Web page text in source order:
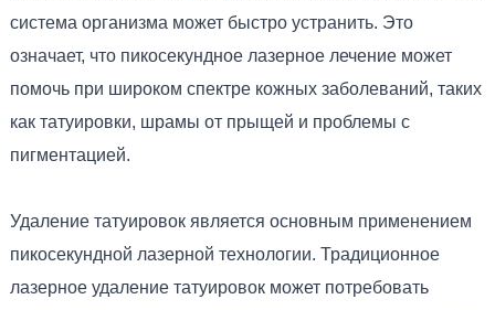
система организма может быстро устранить. Это
означает, что пикосекундное лазерное лечение может
помочь при широком спектре кожных заболеваний, таких
как татуировки, шрамы от прыщей и проблемы с
пигментацией.
Удаление татуировок является основным применением
пикосекундной лазерной технологии. Традиционное
лазерное удаление татуировок может потребовать